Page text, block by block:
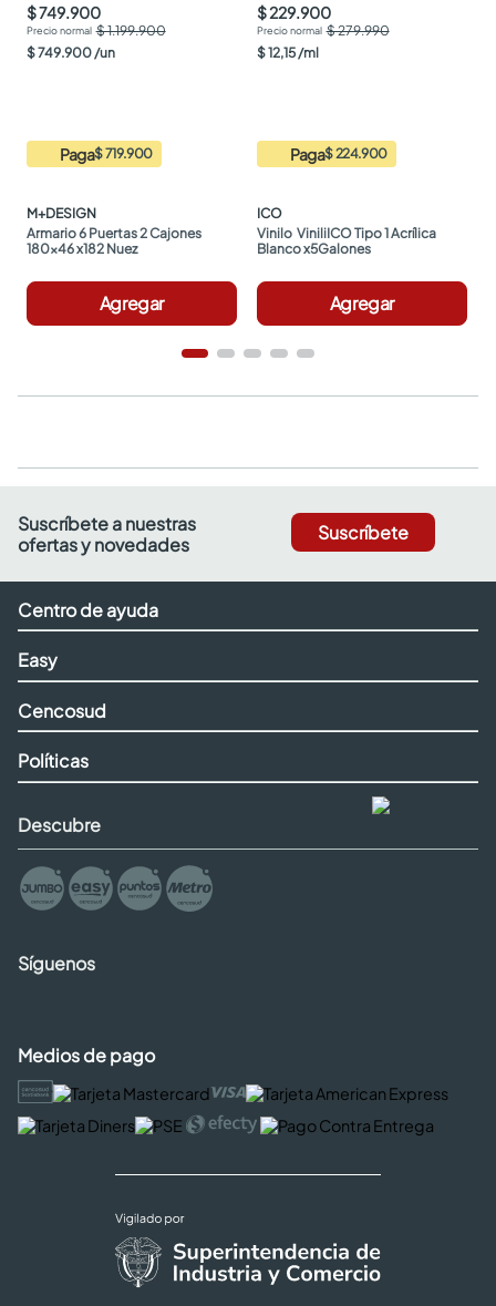
$ 749.900
$ 1.199.900
$749.900 /un
Paga$ 719.900
M+DESIGN
Armario 6 Puertas 2 Cajones
180x46 x182 Nuez
Agregar
$ 229.900
$ 279.990
$12,15 /ml
Paga$ 224.900
ICO
Vinilo  ViniliICO Tipo 1 Acrílica
Blanco x5Galones
Agregar
Suscríbete a nuestras
ofertas y novedades
Suscríbete
Centro de ayuda
Easy
Cencosud
Políticas
Descubre
Síguenos
Medios de pago